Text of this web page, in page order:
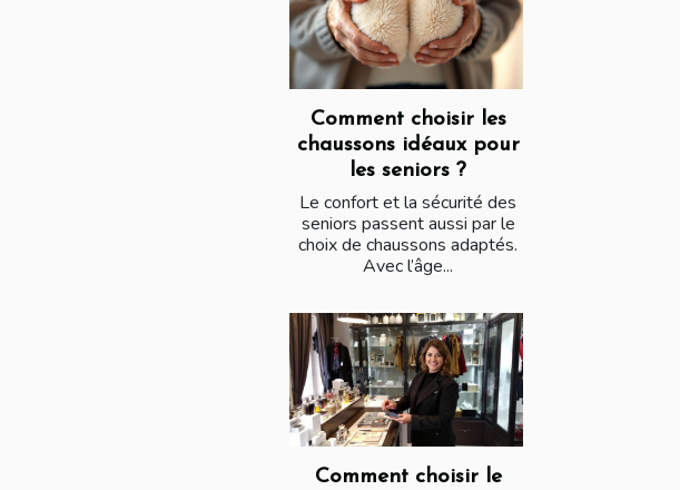
Comment choisir les
chaussons idéaux pour
les seniors ?
Le confort et la sécurité des
seniors passent aussi par le
choix de chaussons adaptés.
Avec l’âge...
Comment choisir le